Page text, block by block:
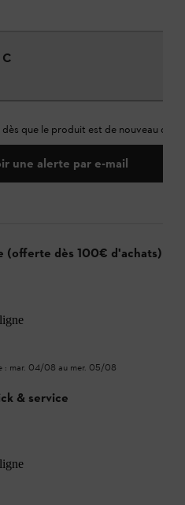
que le produit est de nouveau
une alerte par e-mail
(offerte dès 100€ d'achats)
: mar. 04/08 au mer. 05/08
& service